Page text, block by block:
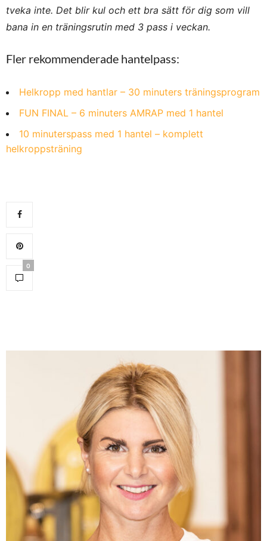
tveka inte. Det blir kul och ett bra sätt för dig som vill
bana in en träningsrutin med 3 pass i veckan.
Fler rekommenderade hantelpass:
Helkropp med hantlar – 30 minuters träningsprogram
FUN FINAL – 6 minuters AMRAP med 1 hantel
10 minuterspass med 1 hantel – komplett
helkroppsträning
0